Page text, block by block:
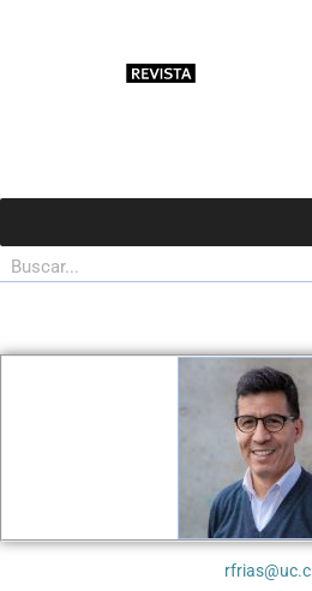
Buscar
rfrias@uc.cl